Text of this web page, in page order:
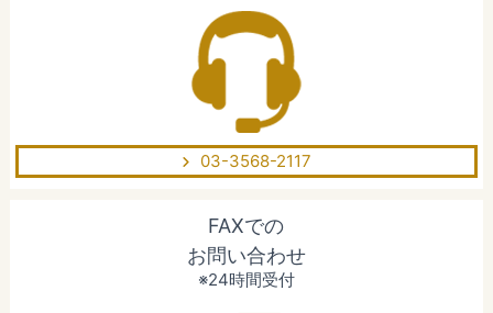
03-3568-2117
FAXでの
お問い合わせ
※24時間受付